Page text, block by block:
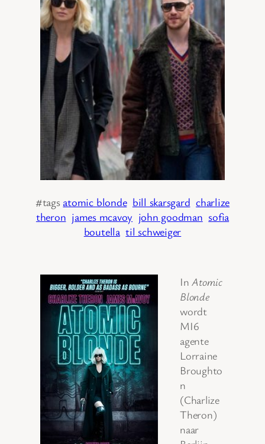
#tags atomic blonde bill skarsgard charlize
theron james mcavoy john goodman sofia
boutella til schweiger
In Atomic
Blonde
wordt
MI6
agente
Lorraine
Broughto
n
(Charlize
Theron)
naar